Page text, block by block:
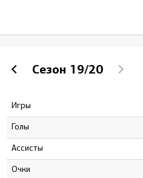
Сезон 19/20
Игры
Голы
Ассисты
Очки